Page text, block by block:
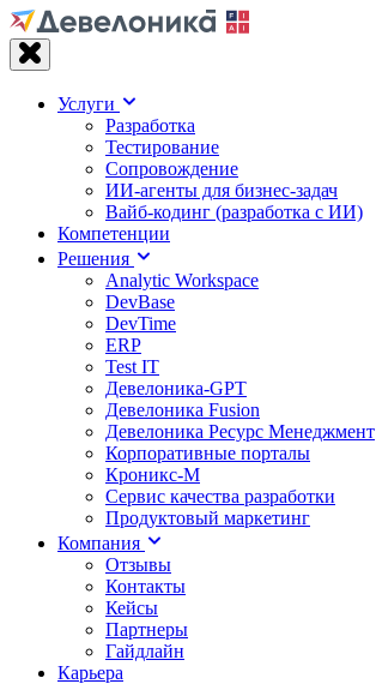
Услуги
Разработка
Тестирование
Сопровождение
ИИ-агенты для бизнес-задач
Вайб‑кодинг (разработка с ИИ)
Компетенции
Решения
Analytic Workspace
DevBase
DevTime
ERP
Test IT
Девелоника-GPT
Девелоника Fusion
Девелоника Ресурс Менеджмент
Корпоративные порталы
Кроникс-М
Сервис качества разработки
Продуктовый маркетинг
Компания
Отзывы
Контакты
Кейсы
Партнеры
Гайдлайн
Карьера